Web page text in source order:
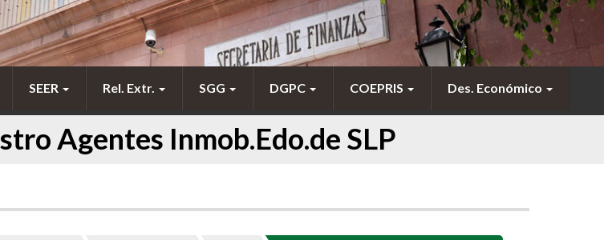
SEER Rel. Extr. SGG DGPC COEPRIS Des. Económico
Agentes Inmob.Edo.de SLP